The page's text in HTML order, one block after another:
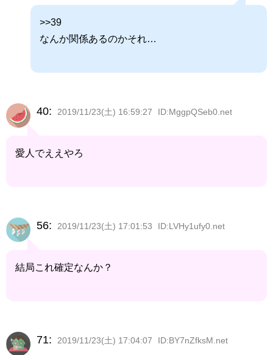
>>39
なんか関係あるのかそれ…
40: 2019/11/23(土) 16:59:27 ID:MggpQSeb0.net
愛人でええやろ
56: 2019/11/23(土) 17:01:53 ID:LVHy1ufy0.net
結局これ確定なんか？
71: 2019/11/23(土) 17:04:07 ID:BY7nZfksM.net